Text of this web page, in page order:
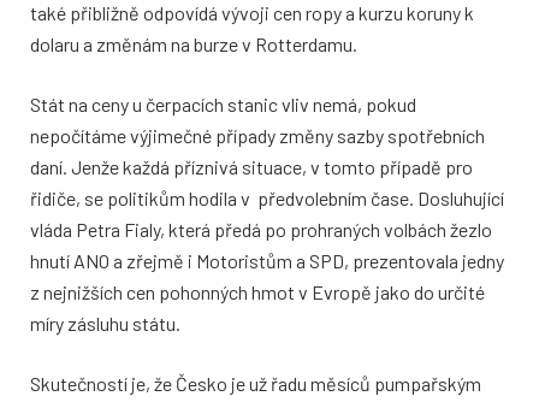
také přibližně odpovídá vývoji cen ropy a kurzu koruny k
dolaru a změnám na burze v Rotterdamu.
Stát na ceny u čerpacích stanic vliv nemá, pokud
nepočítáme výjimečné případy změny sazby spotřebních
daní. Jenže každá příznivá situace, v tomto případě pro
řidiče, se politikům hodila v předvolebním čase. Dosluhující
vláda Petra Fialy, která předá po prohraných volbách žezlo
hnutí ANO a zřejmě i Motoristům a SPD, prezentovala jedny
z nejnižších cen pohonných hmot v Evropě jako do určité
míry zásluhu státu.
Skutečností je, že Česko je už řadu měsíců pumpařským